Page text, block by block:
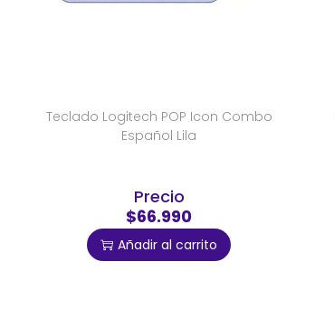
Teclado Logitech POP Icon Combo
Español Lila
Precio
$66.990
Añadir al carrito